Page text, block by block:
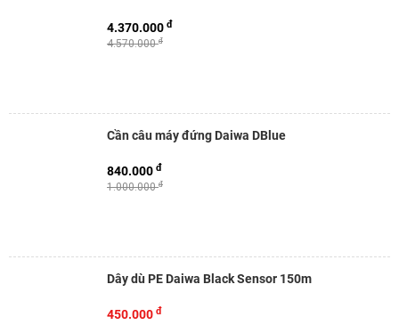
4.570.000đ
4.370.000 đ
Cần câu máy đứng Daiwa DBlue
1.000.000đ
840.000 đ
Dây dù PE Daiwa Black Sensor 150m
450.000 đ